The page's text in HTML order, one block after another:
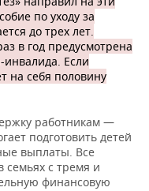
по уходу за
до трех лет.
в год предусмотрена
Если
на себя половину
работникам —
подготовить детей
выплаты. Все
семьях с тремя и
финансовую